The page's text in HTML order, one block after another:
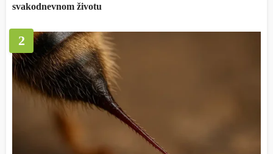
svakodnevnom životu
2